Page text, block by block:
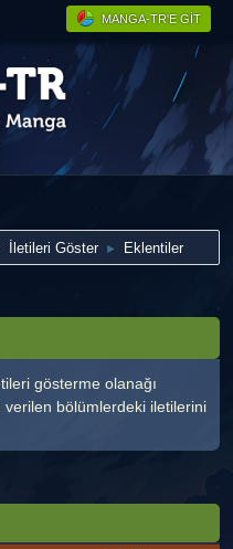
MANGA-TR'E GIT
İletileri Göster ► Eklentiler
gösterme olanağı
verilen bölümlerdeki iletilerini